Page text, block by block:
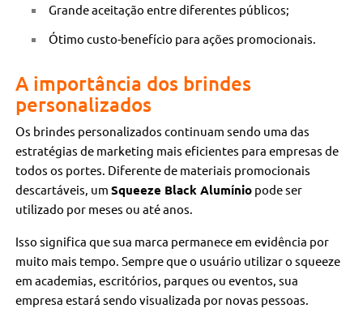
Grande aceitação entre diferentes públicos;
Ótimo custo-benefício para ações promocionais.
A importância dos brindes
personalizados
Os brindes personalizados continuam sendo uma das
estratégias de marketing mais eficientes para empresas de
todos os portes. Diferente de materiais promocionais
descartáveis, umSqueeze Black Alumínio pode ser
utilizado por meses ou até anos.
Isso significa que sua marca permanece em evidência por
muito mais tempo. Sempre que o usuário utilizar o squeeze
em academias, escritórios, parques ou eventos, sua
empresa estará sendo visualizada por novas pessoas.